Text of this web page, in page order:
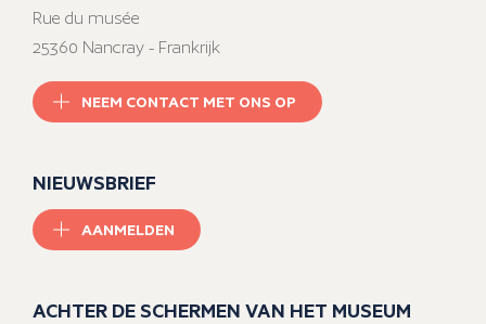
Rue du musée
25360 Nancray - Frankrijk
NEEM CONTACT MET ONS OP
NIEUWSBRIEF
AANMELDEN
ACHTER DE SCHERMEN VAN HET MUSEUM